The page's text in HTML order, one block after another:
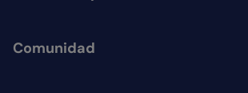
Comunidad